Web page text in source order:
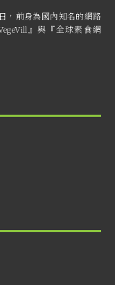
，前身為國內知名的網路
』與『全球素食網